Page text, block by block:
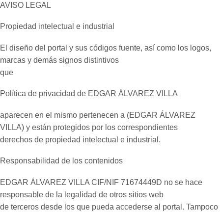
AVISO LEGAL
Propiedad intelectual e industrial
El diseño del portal y sus códigos fuente, así como los logos,
marcas y demás signos distintivos
que
Política de privacidad de EDGAR ÁLVAREZ VILLA
aparecen en el mismo pertenecen a (EDGAR ÁLVAREZ
VILLA) y están protegidos por los correspondientes
derechos de propiedad intelectual e industrial.
Responsabilidad de los contenidos
EDGAR ÁLVAREZ VILLA CIF/NIF 71674449D no se hace
responsable de la legalidad de otros sitios web
de terceros desde los que pueda accederse al portal. Tampoco